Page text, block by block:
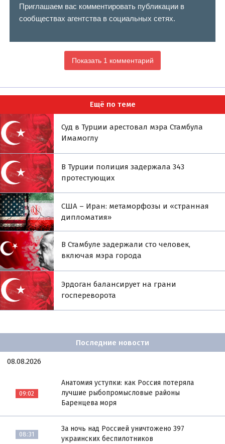
Приглашаем вас комментировать публикации в
сообществах агентства в социальных сетях.
Показать 1 комментарий
Ещё по теме
Суд в Турции арестовал мэра Стамбула
Имамоглу
В Турции полиция задержала 343
протестующих
США – Иран: метаморфозы и «странная
дипломатия»
В Стамбуле задержали сто человек,
включая мэра города
Эрдоган балансирует на грани
госпереворота
Последние новости
08.08.2026
09:02
Анатомия уступки: как Россия потеряла
лучшие рыбопромысловые районы
Баренцева моря
08:31
За ночь над Россией уничтожено 397
украинских беспилотников